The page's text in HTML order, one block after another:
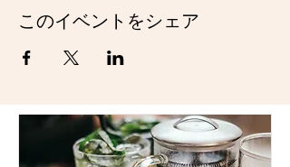
このイベントをシェア